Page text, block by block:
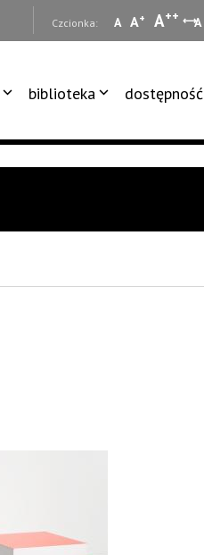
Czcionka: A A+ A++ A
biblioteka dostępność